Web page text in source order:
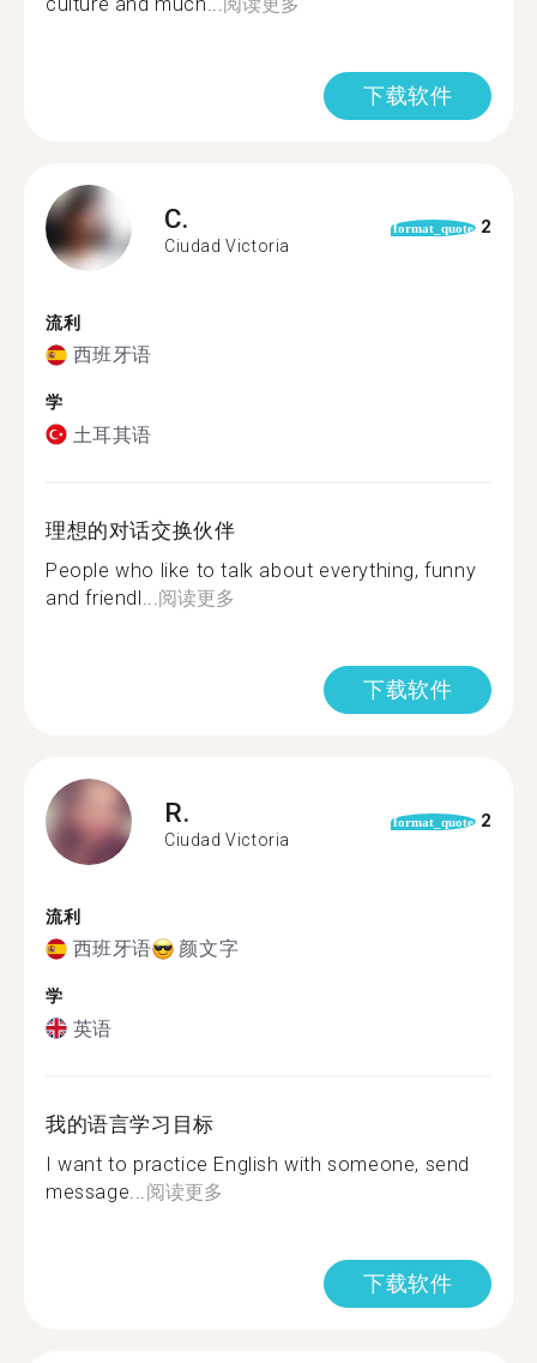
下载软件
C.
Ciudad Victoria
format_quote 2
流利
西班牙语
学
土耳其语
理想的对话交换伙伴
People who like to talk about everything, funny
and friendl... 阅读更多
下载软件
R.
Ciudad Victoria
format_quote 2
流利
西班牙语 颜文字
学
英语
我的语言学习目标
I want to practice English with someone, send
message... 阅读更多
下载软件